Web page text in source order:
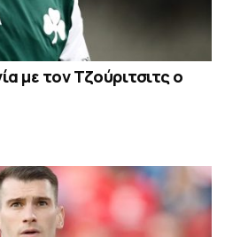
με τον Τζούριτσιτς ο